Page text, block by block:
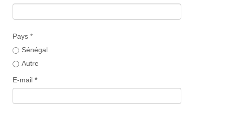
Pays *
Sénégal
Autre
E-mail *